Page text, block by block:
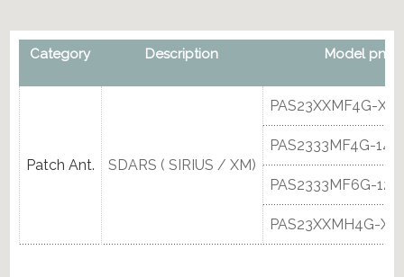
Category Description Model pn
Patch Ant. SDARS ( SIRIUS / XM)
PAS23XXMF4G-
PAS2333MF4G-
PAS2333MF6G-
PAS23XXMH4G-